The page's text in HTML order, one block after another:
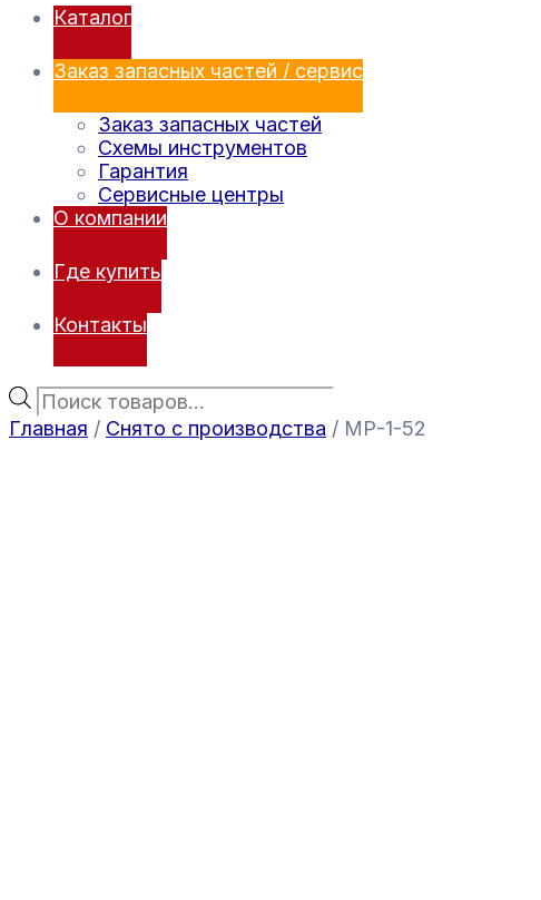
Каталог
Заказ запасных частей / сервис
Заказ запасных частей
Схемы инструментов
Гарантия
Сервисные центры
О компании
Где купить
Контакты
Главная / Снято с производства / МР-1-52